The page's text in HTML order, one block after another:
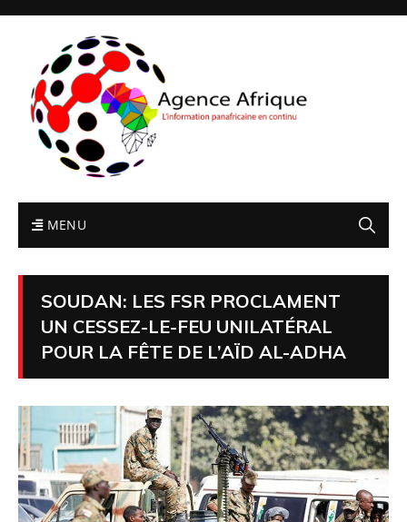
MENU
SOUDAN: LES FSR PROCLAMENT
UN CESSEZ-LE-FEU UNILATÉRAL
POUR LA FÊTE DE L’AÏD AL-ADHA